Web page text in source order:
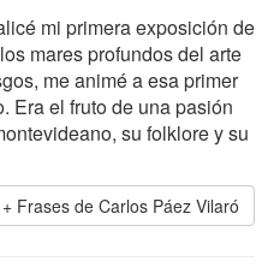
mi primera exposición de
mares profundos del arte
me animé a esa primer
Era el fruto de una pasión
su folklore y su
Frases de Carlos Páez Vilaró